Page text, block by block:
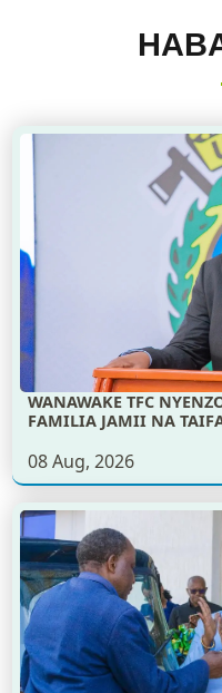
WANAWAKE TFC
FAMILIA JAMII NA
08 Aug, 2026